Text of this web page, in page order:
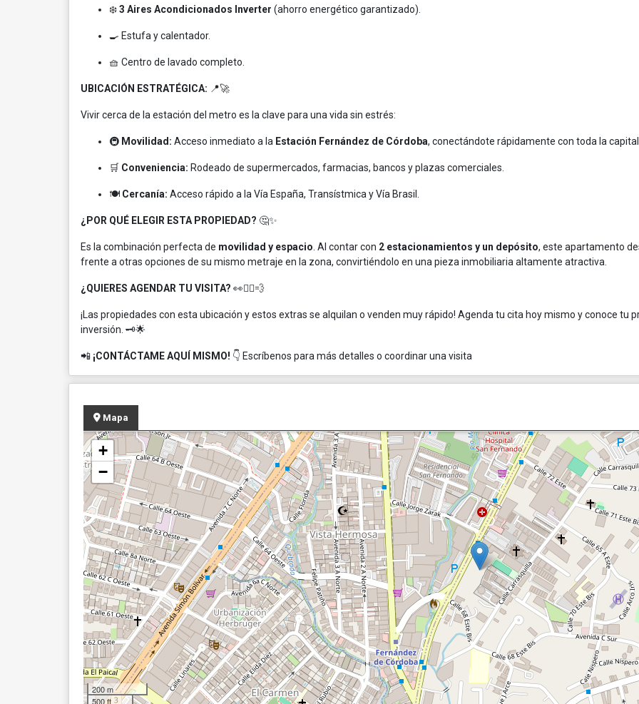
❄️3 Aires Acondicionados Inverter (ahorro energético garantizado).
🍳 Estufa y calentador.
🧺 Centro de lavado completo.
UBICACIÓN ESTRATÉGICA: 📍🚀
Vivir cerca de la estación del metro es la clave para una vida sin estrés:
🚇 Movilidad: Acceso inmediato a la Estación Fernández de Córdoba, conectándote rápidamente con toda la capital.
🛒 Conveniencia: Rodeado de supermercados, farmacias, bancos y plazas comerciales.
🍽️ Cercanía: Acceso rápido a la Vía España, Transístmica y Vía Brasil.
¿POR QUÉ ELEGIR ESTA PROPIEDAD? 🤔✨
Es la combinación perfecta de movilidad y espacio . Al contar con 2 estacionamientos y un depósito, este apartamento
frente a otras opciones de su mismo metraje en la zona, convirtiéndolo en una pieza inmobiliaria altamente atractiva.
¿QUIERES AGENDAR TU VISITA? 👀🏃‍♂️💨
¡Las propiedades con esta ubicación y estos extras se alquilan o venden muy rápido! Agenda tu cita hoy mismo y conoce tu
inversión. 🗝️🌟
📲 ¡CONTÁCTAME AQUÍ MISMO! 👇 Escríbenos para más detalles o coordinar una visita
Mapa
+
−
200 m
500 ft